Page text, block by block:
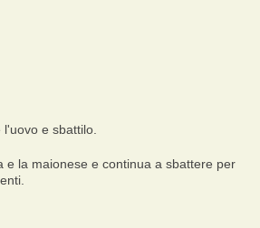
e sbattilo.
e la maionese e continua a sbattere per